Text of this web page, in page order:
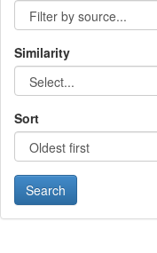
Similarity
Sort